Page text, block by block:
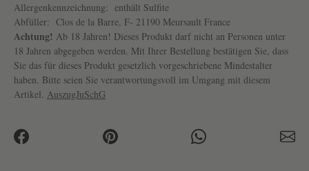
L
A
F
O
Allergenkennzeichnung: enthält Sulfite
Abfüller: Clos de la Barre, F- 21190 Meursault France
Achtung! Ab 18 Jahren! Dieses Produkt darf nicht an Personen unter
18 Jahren abgegeben werden. Mit Ihrer Bestellung bestätigen Sie, dass
Sie das für dieses Produkt gesetzlich vorgeschriebene Mindestalter
haben. Bitte seien Sie verantwortungsvoll im Umgang mit diesem
Artikel. AuszugJuSchG